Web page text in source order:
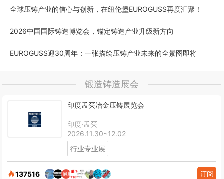
全球压铸产业的信心与创新，在纽伦堡EUROGUSS再度汇聚！
2026中国国际铸造博览会，锚定铸造产业升级新方向
EUROGUSS迎30周年：一张描绘压铸产业未来的全景图即将
锻造铸造展会
印度孟买冶金压铸展览会
印度·孟买
2026.11.30~12.02
行业专业展
137516 订阅